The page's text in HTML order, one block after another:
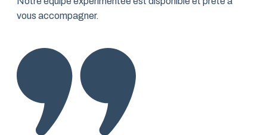
vous accompagner.